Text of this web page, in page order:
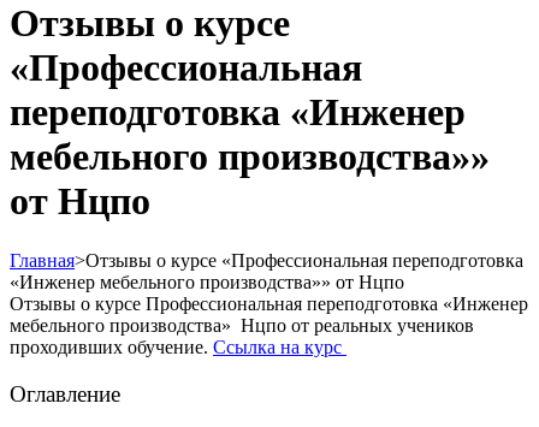
Отзывы о курсе
«Профессиональная
переподготовка «Инженер
мебельного производства»»
от Нцпо
Главная>Отзывы о курсе «Профессиональная переподготовка
«Инженер мебельного производства»» от Нцпо
Отзывы о курсе Профессиональная переподготовка «Инженер
мебельного производства» Нцпо от реальных учеников
проходивших обучение. Ссылка на курс
Оглавление